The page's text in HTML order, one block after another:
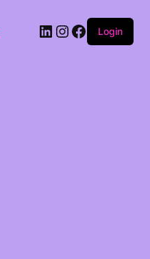
LinkedIn
Instagram
Facebook
Login